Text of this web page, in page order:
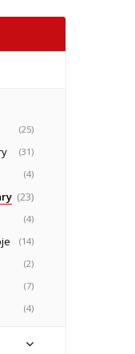
(25)
(31)
(4)
(23)
(4)
(14)
(2)
(7)
(4)